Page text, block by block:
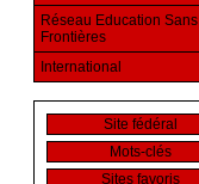
Réseau Education Sans
Frontières
International
Site fédéral
Mots-clés
Sites favoris